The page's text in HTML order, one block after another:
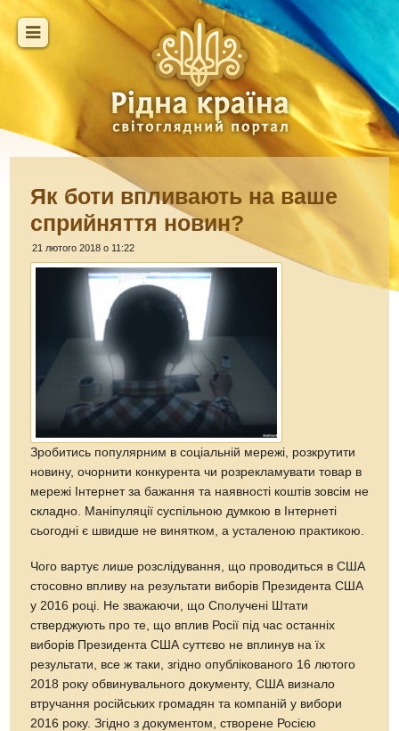
Як боти впливають на ваше
сприйняття новин?
21 лютого 2018 о 11:22
Зробитись популярним в соціальній мережі, розкрутити
новину, очорнити конкурента чи розрекламувати товар в
мережі Інтернет за бажання та наявності коштів зовсім не
складно. Маніпуляції суспільною думкою в Інтернеті
сьогодні є швидше не винятком, а усталеною практикою.
Чого вартує лише розслідування, що проводиться в США
стосовно впливу на результати виборів Президента США
у 2016 році. Не зважаючи, що Сполучені Штати
стверджують про те, що вплив Росії під час останніх
виборів Президента США суттєво не вплинув на їх
результати, все ж таки, згідно опублікованого 16 лютого
2018 року обвинувального документу, США визнало
втручання російських громадян та компаній у вибори
2016 року. Згідно з документом, створене Росією